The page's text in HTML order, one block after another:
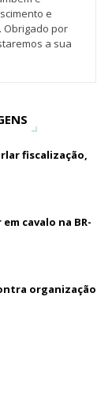
e
Obrigado por
a sua
fiscalização,
cavalo na BR-
organização